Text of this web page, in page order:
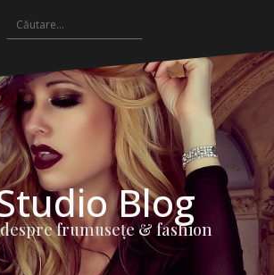
Blog
frumuseţe & fashion